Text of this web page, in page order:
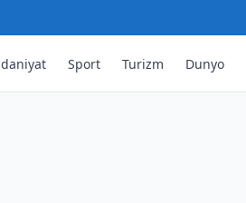
Sport Turizm Dunyo